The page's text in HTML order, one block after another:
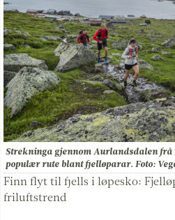
Strekninga gjennom Aurlandsdalen frå
populær rute blant fjelløparar. Foto:
Finn flyt til fjells i løpesko:
friluftstrend